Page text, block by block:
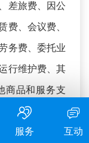
服务 互动
差旅费、因公
费、会议费、
务费、委托业
行维护费、其
商品和服务支
息网络及软件
具购置、文物